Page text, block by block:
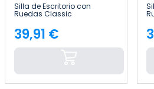
Silla de Escritorio con
Ruedas Classic
Precio
39,91 €